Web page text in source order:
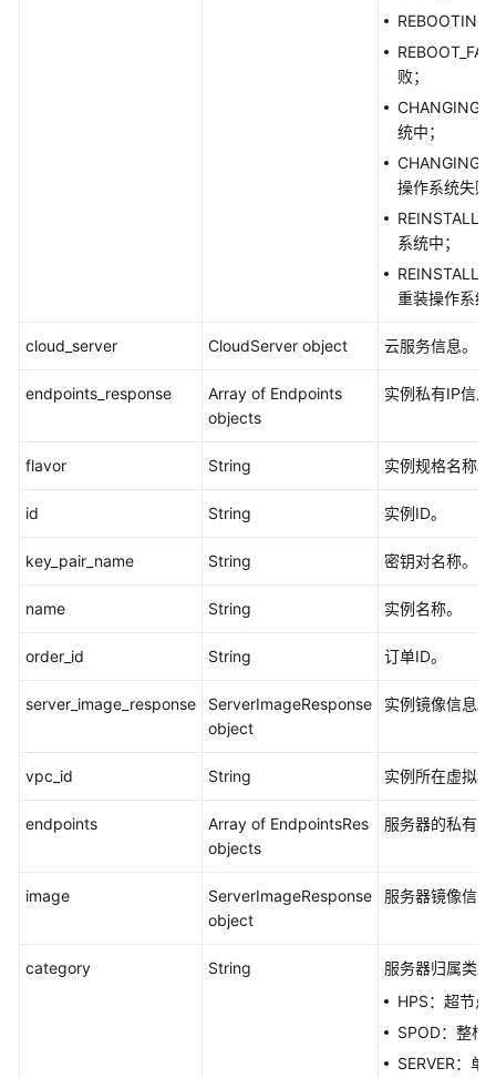
API
考
参
参
（新
参
SDK
败；
统中；
操作系统失败
系统中；
重装操作系统
cloud_server CloudServer object 云服务信息。
endpoints_response
Array of Endpoints
objects
实例私有IP信息
flavor String 实例规格名称。
id String 实例ID。
key_pair_name String 密钥对名称。
name String 实例名称。
order_id String 订单ID。
server_image_response
ServerImageResponse
object
实例镜像信息。
vpc_id String 实例所在虚拟
endpoints
Array of EndpointsRes
objects
服务器的私有IP
image
ServerImageResponse
object
服务器镜像信息
category String
服务器归属类型
HPS：超节点
SPOD：整柜
SERVER：单